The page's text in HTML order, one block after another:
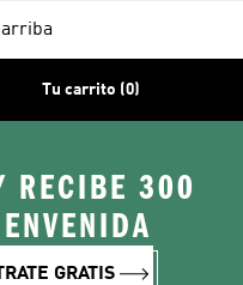
arriba
Tu carrito (0)
RECIBE 300
GRATIS